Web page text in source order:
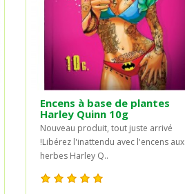
Encens à base de plantes
Harley Quinn 10g
Nouveau produit, tout juste arrivé
!Libérez l'inattendu avec l'encens aux
herbes Harley Q..